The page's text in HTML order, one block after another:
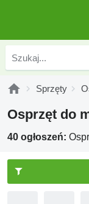
Sprzęty
Osprzęt do
40 ogłoszeń: